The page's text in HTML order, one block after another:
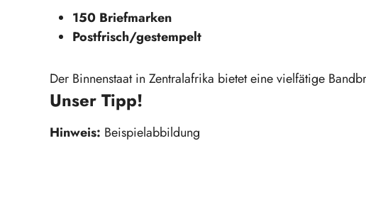
150 Briefmarken
Postfrisch/gestempelt
Der Binnenstaat in Zentralafrika bietet eine vielfätige
Unser Tipp!
Hinweis: Beispielabbildung